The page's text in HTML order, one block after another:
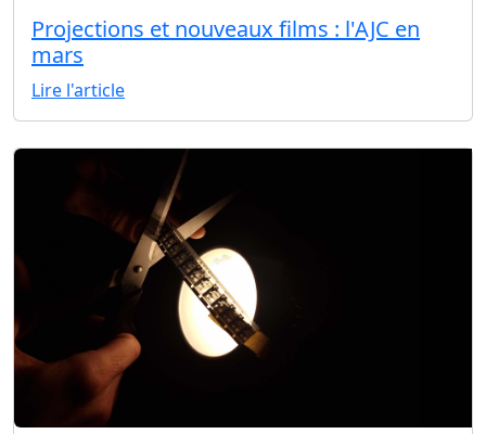
Projections et nouveaux films : l'AJC en
mars
Lire l'article